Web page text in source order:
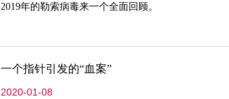
2019年的勒索病毒来一个全面回顾。
一个指针引发的“血案”
2020-01-08